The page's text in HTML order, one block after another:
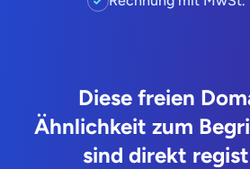
Diese freien
Ähnlichkeit zum
sind direkt